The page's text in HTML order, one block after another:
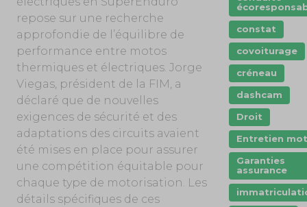
repose sur une recherche
approfondie de l’équilibre de
performance entre motos
thermiques et électriques. Jorge
Viegas, président de la FIM, a
déclaré que de nouvelles
exigences de sécurité et des
adaptations des circuits avaient
été mises en place pour assurer
une compétition équitable pour
chaque type de motorisation. Les
détails spécifiques de ces
constat
covoiturage
créneau
dashcam
Droit
Entretien
Garanties
assurance